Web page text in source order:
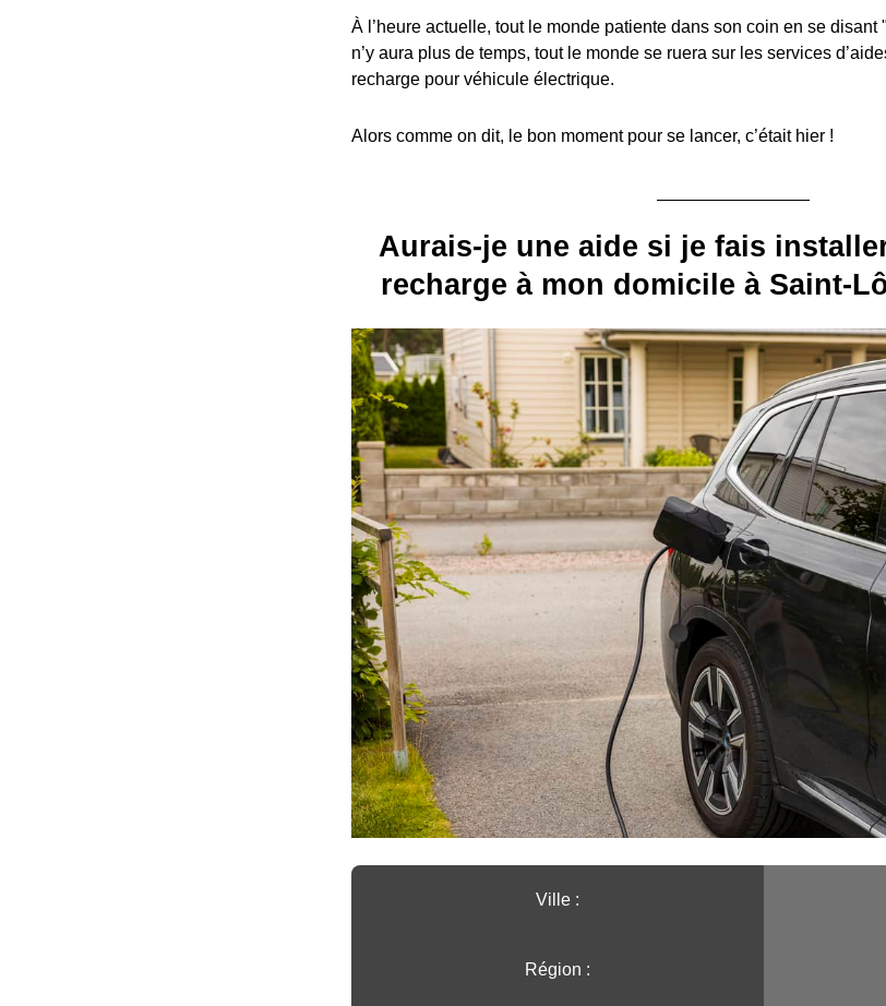
À l’heure actuelle, tout le monde patiente dans son coin en se disant
n’y aura plus de temps, tout le monde se ruera sur les services
recharge pour véhicule électrique.
Alors comme on dit, le bon moment pour se lancer, c’était hier !
Aurais-je une aide si je fais
recharge à mon domicile à Saint-
Ville :️
Région :️